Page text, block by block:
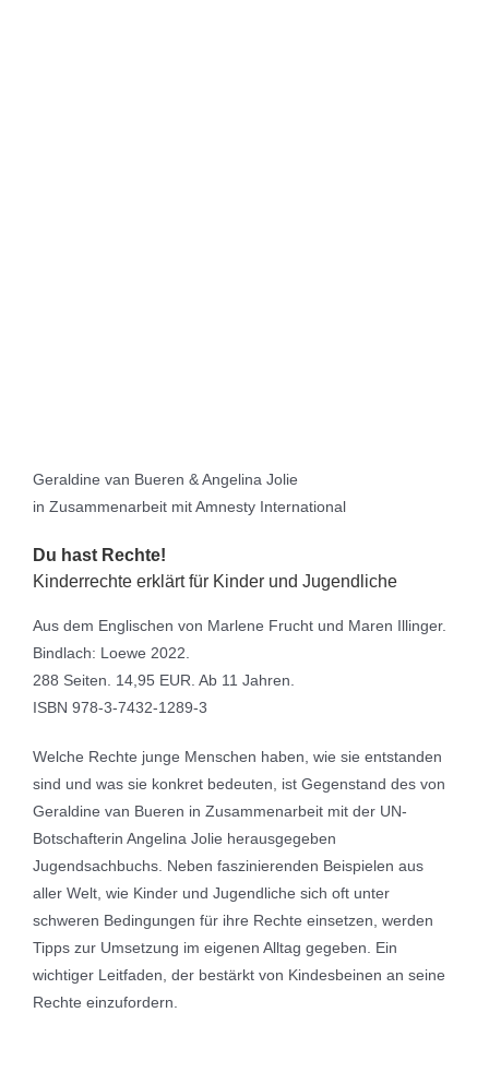
Geraldine van Bueren & Angelina Jolie
in Zusammenarbeit mit Amnesty International
Du hast Rechte!
Kinderrechte erklärt für Kinder und Jugendliche
Aus dem Englischen von Marlene Frucht und Maren Illinger.
Bindlach: Loewe 2022.
288 Seiten. 14,95 EUR. Ab 11 Jahren.
ISBN 978-3-7432-1289-3
Welche Rechte junge Menschen haben, wie sie entstanden
sind und was sie konkret bedeuten, ist Gegenstand des von
Geraldine van Bueren in Zusammenarbeit mit der UN-
Botschafterin Angelina Jolie herausgegeben
Jugendsachbuchs. Neben faszinierenden Beispielen aus
aller Welt, wie Kinder und Jugendliche sich oft unter
schweren Bedingungen für ihre Rechte einsetzen, werden
Tipps zur Umsetzung im eigenen Alltag gegeben. Ein
wichtiger Leitfaden, der bestärkt von Kindesbeinen an seine
Rechte einzufordern.